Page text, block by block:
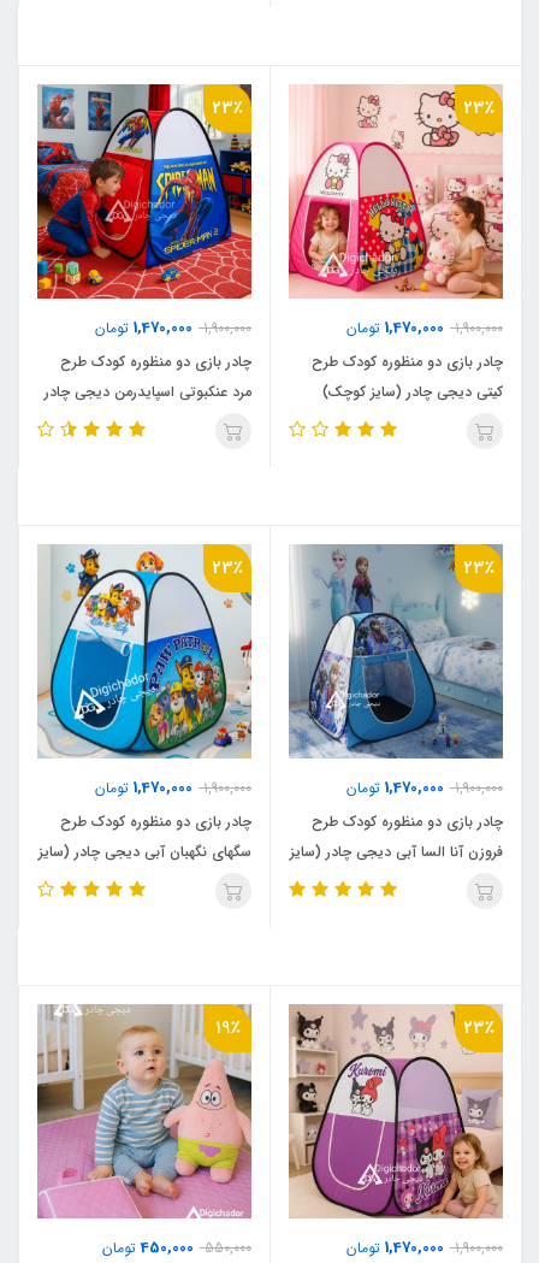
23٪
1,900,000
1,470,000 تومان
چادر بازی دو منظوره کودک طرح
کیتی دیجی چادر (سایز کوچک)
23٪
1,900,000
1,470,000 تومان
چادر بازی دو منظوره کودک طرح
مرد عنکبوتی اسپایدرمن دیجی چادر
(سایز کوچک)
23٪
1,900,000
1,470,000 تومان
چادر بازی دو منظوره کودک طرح
فروزن آنا السا آبی دیجی چادر (سایز
کوچک)
23٪
1,900,000
1,470,000 تومان
چادر بازی دو منظوره کودک طرح
سگهای نگهبان آبی دیجی چادر (سایز
کوچک)
23٪
1,900,000
1,470,000 تومان
19٪
550,000
450,000تومان